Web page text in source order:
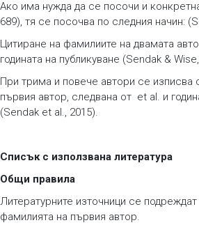
Ако има нужда да се посочи и
689), тя се посочва по следния начин:
Цитиране на фамилиите на двамата
годината на публикуване (Sendak &
При трима и повече автори се изписва
първия автор, следвана от et al. и
(Sendak et al., 2015).
Списък с използвана литература
Общи правила
Литературните източници се
фамилията на първия автор.